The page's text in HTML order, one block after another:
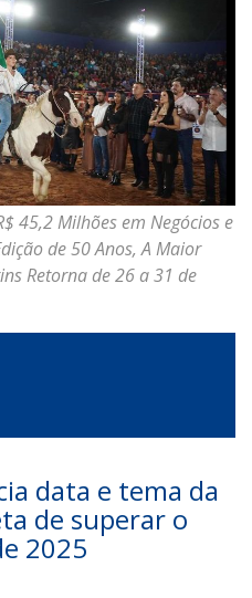
45,2 Milhões em Negócios e
de 50 Anos, A Maior
Retorna de 26 a 31 de
data e tema da
de superar o
2025